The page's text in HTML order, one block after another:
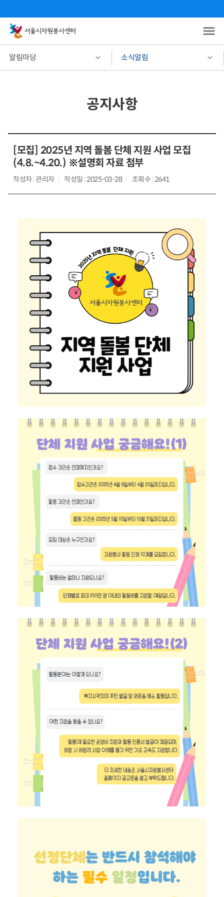
알림마당 소식알림
공지사항
[모집] 2025년 지역 돌봄 단체 지원 사업 모집
(4.8.~4.20.) ※설명회 자료 첨부
작성자 : 관리자 작성일 : 2025-03-28 조회수 : 2641